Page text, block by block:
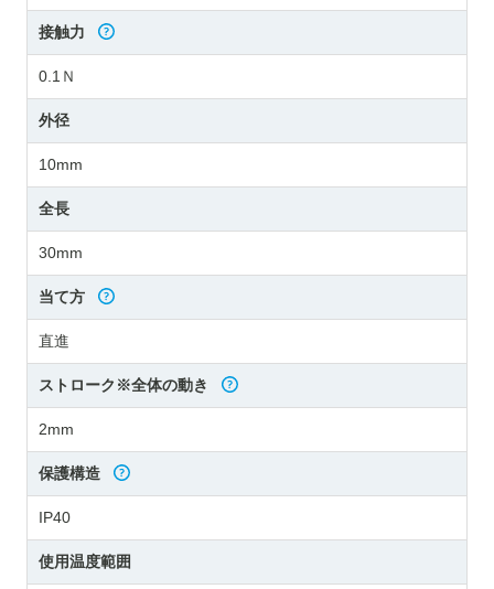
接触力
0.1Ｎ
外径
10mm
全長
30mm
当て方
直進
ストローク※全体の動き
2mm
保護構造
IP40
使用温度範囲